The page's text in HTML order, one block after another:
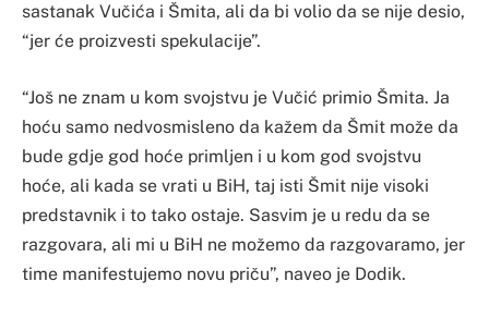
sastanak Vučića i Šmita, ali da bi volio da se nije desio,
“jer će proizvesti spekulacije”.
“Još ne znam u kom svojstvu je Vučić primio Šmita. Ja
hoću samo nedvosmisleno da kažem da Šmit može da
bude gdje god hoće primljen i u kom god svojstvu
hoće, ali kada se vrati u BiH, taj isti Šmit nije visoki
predstavnik i to tako ostaje. Sasvim je u redu da se
razgovara, ali mi u BiH ne možemo da razgovaramo, jer
time manifestujemo novu priču”, naveo je Dodik.